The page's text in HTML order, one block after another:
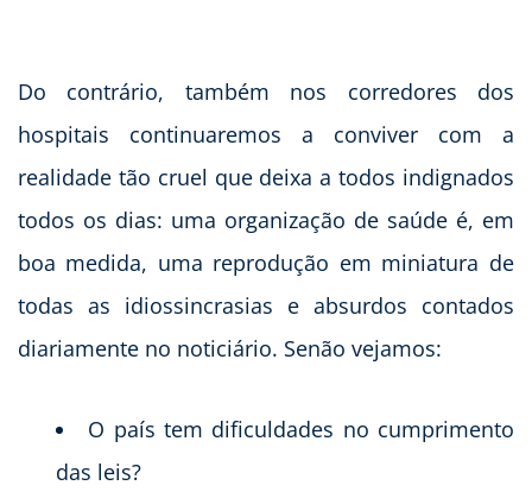
Do contrário, também nos corredores dos
hospitais continuaremos a conviver com a
realidade tão cruel que deixa a todos indignados
todos os dias: uma organização de saúde é, em
boa medida, uma reprodução em miniatura de
todas as idiossincrasias e absurdos contados
diariamente no noticiário. Senão vejamos:
O país tem dificuldades no cumprimento
das leis?